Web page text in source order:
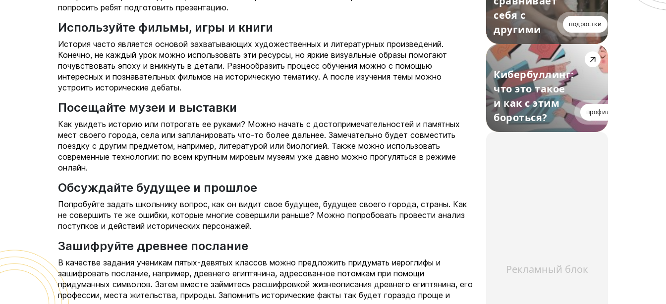
попросить ребят подготовить презентацию.
Используйте фильмы, игры и книги
История часто является основой захватывающих художественных и литературных произведений.
Конечно, не каждый урок можно использовать эти ресурсы, но яркие визуальные образы помогают
почувствовать эпоху и вникнуть в детали. Разнообразить процесс обучения можно с помощью
интересных и познавательных фильмов на историческую тематику. А после изучения темы можно
устроить исторические дебаты.
Посещайте музеи и выставки
Как увидеть историю или потрогать ее руками? Можно начать с достопримечательностей и памятных
мест своего города, села или запланировать что-то более дальнее. Замечательно будет совместить
поездку с другим предметом, например, литературой или биологией. Также можно использовать
современные технологии: по всем крупным мировым музеям уже давно можно прогуляться в режиме
онлайн.
Обсуждайте будущее и прошлое
Попробуйте задать школьнику вопрос, как он видит свое будущее, будущее своего города, страны. Как
не совершить те же ошибки, которые многие совершили раньше? Можно попробовать провести анализ
поступков и действий исторических персонажей.
Зашифруйте древнее послание
В качестве задания ученикам пятых-девятых классов можно предложить придумать иероглифы и
зашифровать послание, например, древнего египтянина, адресованное потомкам при помощи
придуманных символов. Затем вместе займитесь расшифровкой жизнеописания древнего египтянина, его
профессии, места жительства, природы. Запомнить исторические факты так будет гораздо проще и
себя с
другими
подростки
Кибербуллинг:
что это такое
и как с этим
бороться?
профилактика
Рекламный блок